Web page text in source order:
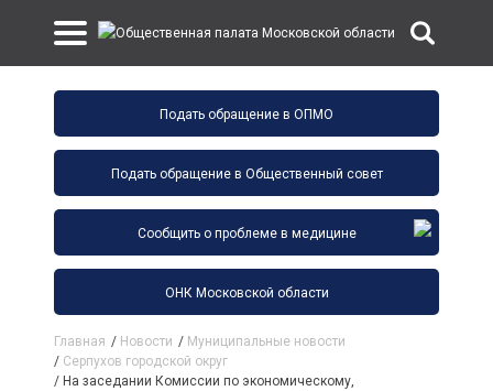
Подать обращение в ОПМО
Подать обращение в Общественный совет
Сообщить о проблеме в медицине
ОНК Московской области
Главная / Новости / Муниципальные новости
/ Серпухов городской округ
/ На заседании Комиссии по экономическому,